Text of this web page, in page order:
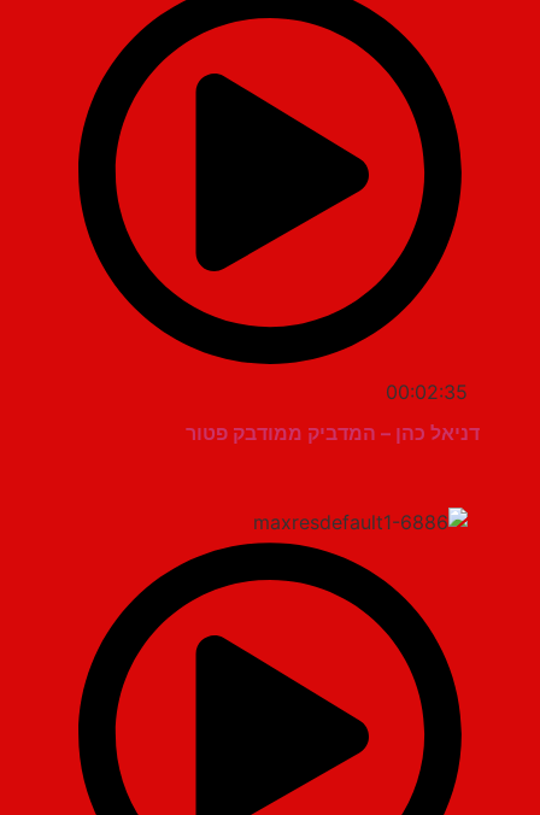
00:02:35
דניאל כהן – המדביק ממודבק פטור